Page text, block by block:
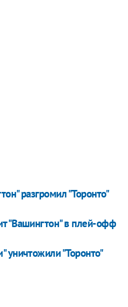
разгромил "Торонто"
"Вашингтон" в плей-офф
уничтожили "Торонто"